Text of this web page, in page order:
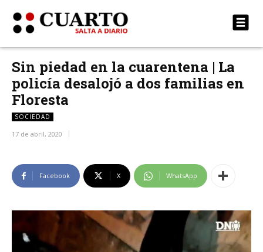
Sin piedad en la cuarentena | La
policía desalojó a dos familias en
Floresta
SOCIEDAD
17 de abril, 2020
Facebook X WhatsApp